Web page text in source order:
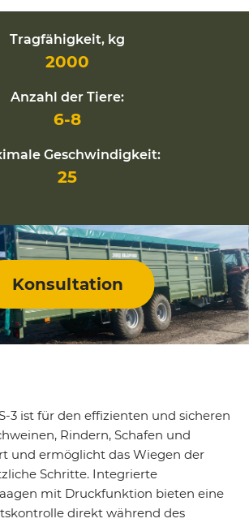
Tragfähigkeit, kg
2000
Anzahl der Tiere:
6-8
Geschwindigkeit:
25
Konsultation
3 ist für den effizienten und sicheren
Rindern, Schafen und
und ermöglicht das Wiegen der
Schritte. Integrierte
mit Druckfunktion bieten eine
direkt während des